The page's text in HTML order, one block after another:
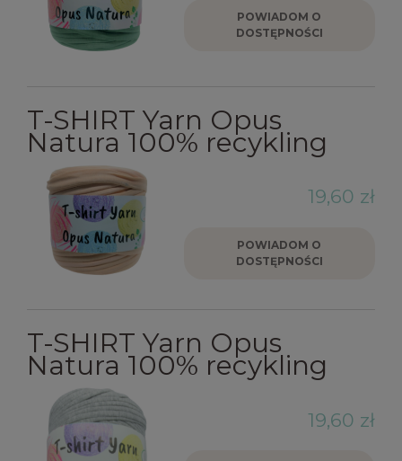
POWIADOM O
DOSTĘPNOŚCI
T-SHIRT Yarn Opus
Natura 100% recykling
19,60 zł
POWIADOM O
DOSTĘPNOŚCI
T-SHIRT Yarn Opus
Natura 100% recykling
19,60 zł